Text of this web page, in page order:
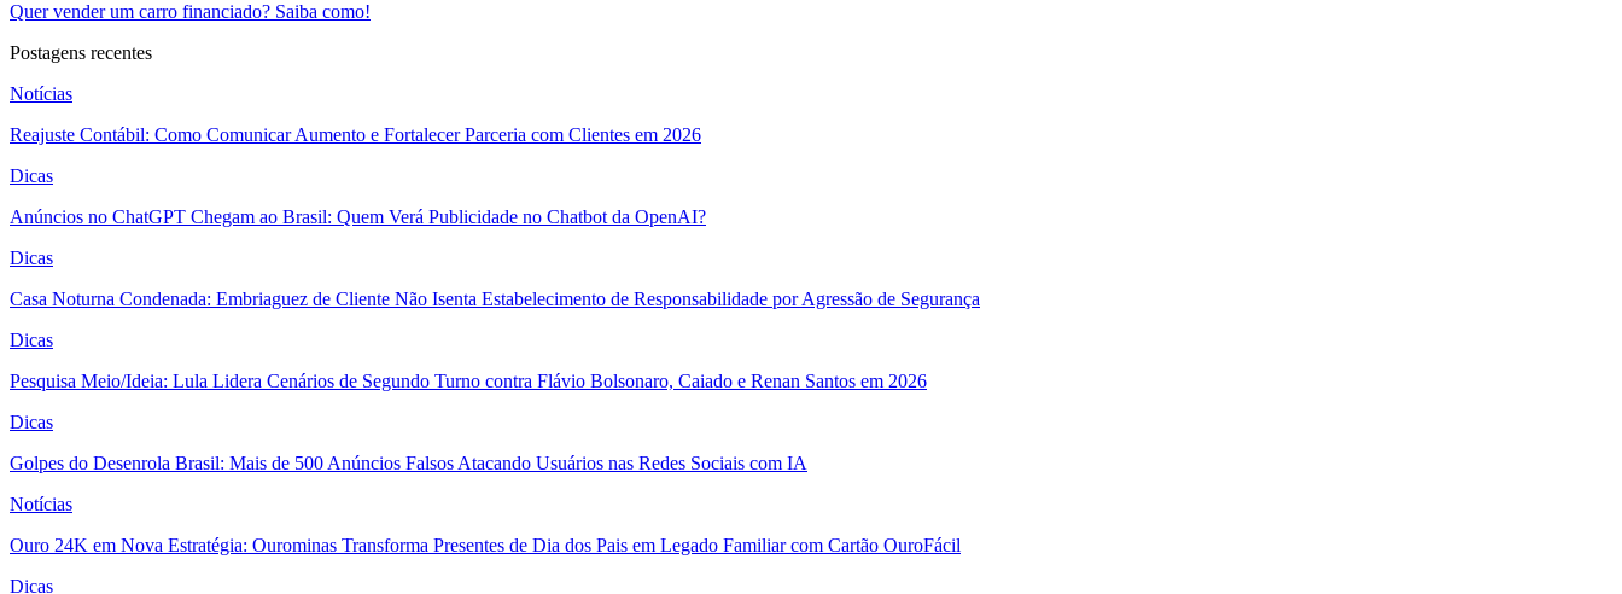
Quer vender um carro financiado? Saiba como!
Postagens recentes
Notícias
Reajuste Contábil: Como Comunicar Aumento e Fortalecer Parceria com Clientes em 2026
Dicas
Anúncios no ChatGPT Chegam ao Brasil: Quem Verá Publicidade no Chatbot da OpenAI?
Dicas
Casa Noturna Condenada: Embriaguez de Cliente Não Isenta Estabelecimento de Responsabilidade por Agressão de Segurança
Dicas
Pesquisa Meio/Ideia: Lula Lidera Cenários de Segundo Turno contra Flávio Bolsonaro, Caiado e Renan Santos em 2026
Dicas
Golpes do Desenrola Brasil: Mais de 500 Anúncios Falsos Atacando Usuários nas Redes Sociais com IA
Notícias
Ouro 24K em Nova Estratégia: Ourominas Transforma Presentes de Dia dos Pais em Legado Familiar com Cartão OuroFácil
Dicas